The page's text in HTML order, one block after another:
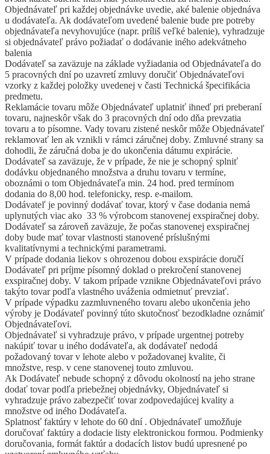
Objednávateľ pri každej objednávke uvedie, aké balenie objednáva
u dodávateľa. Ak dodávateľom uvedené balenie bude pre potreby
objednávateľa nevyhovujúce (napr. príliš veľké balenie), vyhradzuje
si objednávateľ právo požiadať o dodávanie iného adekvátneho
balenia
Dodávateľ sa zaväzuje na základe vyžiadania od Objednávateľa do
5 pracovných dní po uzavretí zmluvy doručiť Objednávateľovi
vzorky z každej položky uvedenej v časti Technická špecifikácia
predmetu.
Reklamácie tovaru môže Objednávateľ uplatniť ihneď pri preberaní
tovaru, najneskôr však do 3 pracovných dní odo dňa prevzatia
tovaru a to písomne. Vady tovaru zistené neskôr môže Objednávateľ
reklamovať len ak vznikli v rámci záručnej doby. Zmluvné strany sa
dohodli, že záručná doba je do ukončenia dátumu expirácie.
Dodávateľ sa zaväzuje, že v prípade, že nie je schopný splniť
dodávku objednaného množstva a druhu tovaru v termíne,
oboznámi o tom Objednávateľa min. 24 hod. pred termínom
dodania do 8,00 hod. telefonicky, resp. e-mailom.
Dodávateľ je povinný dodávať tovar, ktorý v čase dodania nemá
uplynutých viac ako 33 % výrobcom stanovenej exspiračnej doby.
Dodávateľ sa zároveň zaväzuje, že počas stanovenej exspiračnej
doby bude mať tovar vlastnosti stanovené príslušnými
kvalitatívnymi a technickými parametrami.
V prípade dodania liekov s ohrozenou dobou exspirácie doručí
Dodávateľ pri príjme písomný doklad o prekročení stanovenej
exspiračnej doby. V takom prípade vznikne Objednávateľovi právo
takýto tovar podľa vlastného uváženia odmietnuť prevziať.
V prípade výpadku zazmluvneného tovaru alebo ukončenia jeho
výroby je Dodávateľ povinný túto skutočnosť bezodkladne oznámiť
Objednávateľovi.
Objednávateľ si vyhradzuje právo, v prípade urgentnej potreby
nakúpiť tovar u iného dodávateľa, ak dodávateľ nedodá
požadovaný tovar v lehote alebo v požadovanej kvalite, či
množstve, resp. v cene stanovenej touto zmluvou.
Ak Dodávateľ nebude schopný z dôvodu okolností na jeho strane
dodať tovar podľa priebežnej objednávky, Objednávateľ si
vyhradzuje právo zabezpečiť tovar zodpovedajúcej kvality a
množstve od iného Dodávateľa.
Splatnosť faktúry v lehote do 60 dní . Objednávateľ umožňuje
doručovať faktúry a dodacie listy elektronickou formou. Podmienky
doručovania, formát faktúr a dodacích listov budú upresnené po